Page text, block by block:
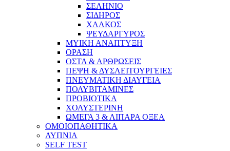
ΣΕΛΗΝΙΟ
ΣΙΔΗΡΟΣ
ΧΑΛΚΟΣ
ΨΕΥΔΑΡΓΥΡΟΣ
ΜΥΙΚΗ ΑΝΑΠΤΥΞΗ
ΟΡΑΣΗ
ΟΣΤΑ & ΑΡΘΡΩΣΕΙΣ
ΠΕΨΗ & ΔΥΣΛΕΙΤΟΥΡΓΕΙΕΣ
ΠΝΕΥΜΑΤΙΚΗ ΔΙΑΥΓΕΙΑ
ΠΟΛΥΒΙΤΑΜΙΝΕΣ
ΠΡΟΒΙΟΤΙΚΑ
ΧΟΛΥΣΤΕΡΙΝΗ
ΩΜΕΓΑ 3 & ΛΙΠΑΡΑ ΟΞΕΑ
ΟΜΟΙΟΠΑΘΗΤΙΚΑ
ΑΥΠΝΙΑ
SELF TEST